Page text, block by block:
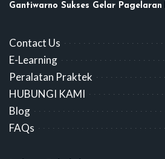
Gantiwarno Sukses Gelar
Contact Us
E-Learning
Peralatan Praktek
HUBUNGI KAMI
Blog
FAQs